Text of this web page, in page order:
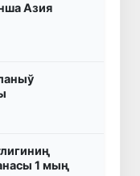
Азия
1 мың